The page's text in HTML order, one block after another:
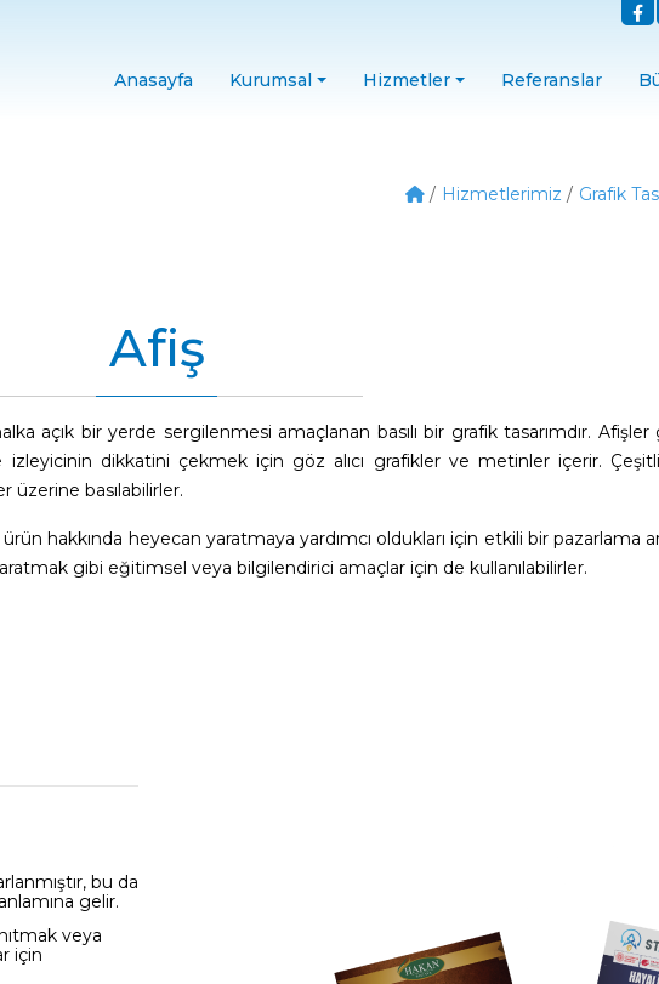
Anasayfa Kurumsal Hizmetler Referanslar
Hizmetlerimiz Grafik
Afiş
açık bir yerde sergilenmesi amaçlanan basılı bir grafik tasarımdır.
izleyicinin dikkatini çekmek için göz alıcı grafikler ve metinler içerir.
üzerine basılabilirler.
hakkında heyecan yaratmaya yardımcı oldukları için etkili bir pazarlama
gibi eğitimsel veya bilgilendirici amaçlar için de kullanılabilirler.
bu da
gelir.
veya
için